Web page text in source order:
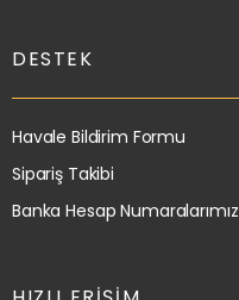
DESTEK
Havale Bildirim Formu
Sipariş Takibi
Banka Hesap Numaralarımız